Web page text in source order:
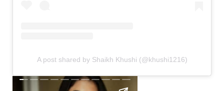
A post shared by Shaikh Khushi (@khushi1216)